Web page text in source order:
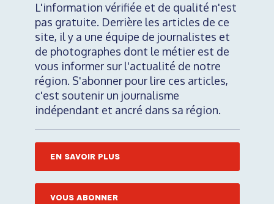
L'information vérifiée et de qualité n'est
pas gratuite. Derrière les articles de ce
site, il y a une équipe de journalistes et
de photographes dont le métier est de
vous informer sur l'actualité de notre
région. S'abonner pour lire ces articles,
c'est soutenir un journalisme
indépendant et ancré dans sa région.
EN SAVOIR PLUS
VOUS ABONNER